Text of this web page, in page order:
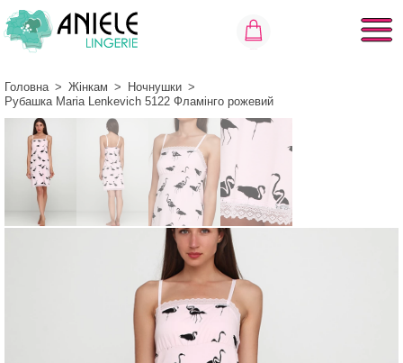
Головна > Жінкам > Ночнушки >
Рубашка Maria Lenkevich 5122 Фламінго рожевий